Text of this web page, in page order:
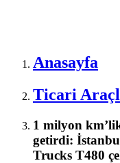
Anasayfa
Ticari
1 milyon
getirdi:
Trucks T480